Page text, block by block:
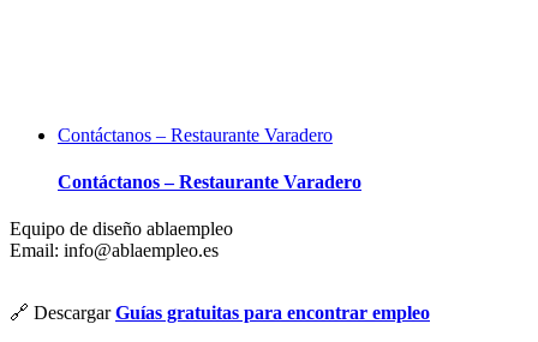
Contáctanos – Restaurante Varadero
Contáctanos – Restaurante Varadero
Equipo de diseño ablaempleo
Email: info@ablaempleo.es
🔗 DescargarGuías gratuitas para encontrar empleo